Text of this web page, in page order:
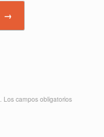
→
Los campos obligatorios